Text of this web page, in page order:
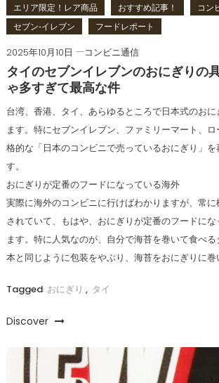
エリア限定！レア商品 おすすめ記事！
コン
セブン‐イレブン
フードレポート
2025年10月10日
コンビニ通信
タイのセブンイレブンのおにぎりの
ゃ多すぎて最高な件
台湾、香港、タイ、あらゆるところで日本式のお
ます。特にセブンイレブン、ファミリーマート、
格的な「日本のコンビニで売っているおにぎり」を
す。
おにぎりが定番のフードになっている海外
実際に海外のコンビニに行けばわかりますが、常
されていて、もはや、おにぎりが定番のフードに
ます。特に人気なのが、自分で海苔を巻いて食べ
本と同じように包装をやぶり、海苔をおにぎりに
Tagged おにぎり , タイ
Discover